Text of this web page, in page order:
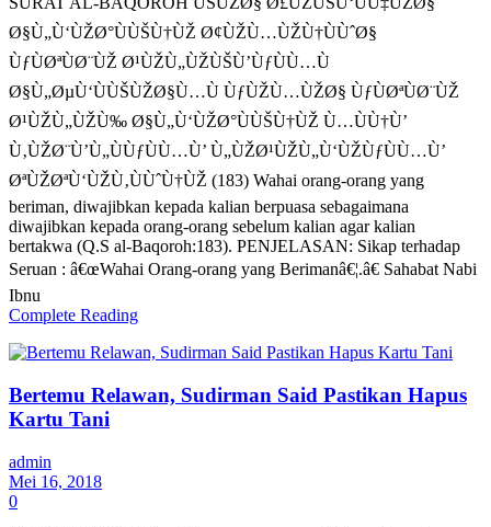
Ø§Ù„Ù‘ÙŽØ°ÙÙŠÙ†ÙŽ Ø¢ÙŽÙ…ÙŽÙ†ÙÙˆØ§
ÙƒÙØªÙØ¨ÙŽ Ø¹ÙŽÙ„ÙŽÙŠÙ’ÙƒÙÙ…Ù
Ø§Ù„ØµÙ‘ÙÙŠÙŽØ§Ù…Ù ÙƒÙŽÙ…ÙŽØ§ ÙƒÙØªÙØ¨ÙŽ
Ø¹ÙŽÙ„ÙŽÙ‰ Ø§Ù„Ù‘ÙŽØ°ÙÙŠÙ†ÙŽ Ù…ÙÙ†Ù’
Ù‚ÙŽØ¨Ù’Ù„ÙÙƒÙÙ…Ù’ Ù„ÙŽØ¹ÙŽÙ„Ù‘ÙŽÙƒÙÙ…Ù’
ØªÙŽØªÙ‘ÙŽÙ‚ÙÙˆÙ†ÙŽ (183) Wahai orang-orang yang
beriman, diwajibkan kepada kalian berpuasa sebagaimana
diwajibkan kepada orang-orang sebelum kalian agar kalian
bertakwa (Q.S al-Baqoroh:183). PENJELASAN: Sikap terhadap
Seruan : â€œWahai Orang-orang yang Berimanâ€¦.â€ Sahabat Nabi
Ibnu
Complete Reading
Bertemu Relawan, Sudirman Said Pastikan Hapus
Kartu Tani
admin
Mei 16, 2018
0